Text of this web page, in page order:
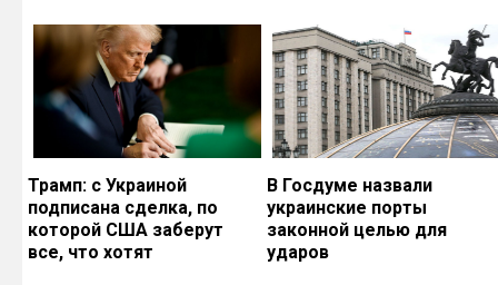
Трамп: с Украиной
подписана сделка, по
которой США заберут
все, что хотят
В Госдуме назвали
украинские порты
законной целью для
ударов